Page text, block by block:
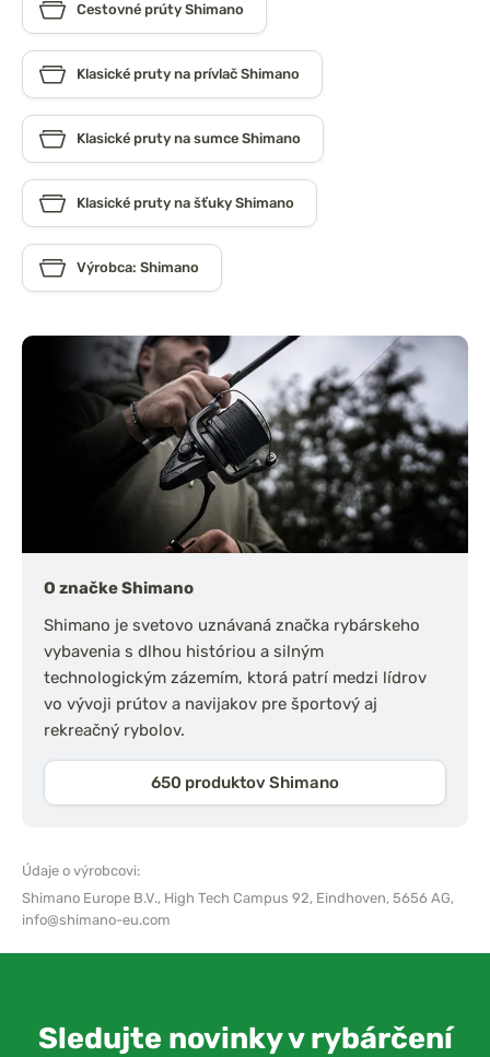
Cestovné prúty Shimano
Klasické pruty na prívlač Shimano
Klasické pruty na sumce Shimano
Klasické pruty na šťuky Shimano
Výrobca: Shimano
O značke Shimano
Shimano je svetovo uznávaná značka rybárskeho
vybavenia s dlhou históriou a silným
technologickým zázemím, ktorá patrí medzi lídrov
vo vývoji prútov a navijakov pre športový aj
rekreačný rybolov.
650 produktov Shimano
Údaje o výrobcovi:
Shimano Europe B.V., High Tech Campus 92, Eindhoven, 5656 AG,
info@shimano-eu.com
Sledujte novinky v rybárčení